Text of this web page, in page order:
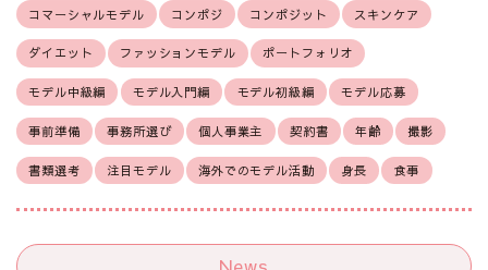
コマーシャルモデル コンポジ コンポジット スキンケア
ダイエット ファッションモデル ポートフォリオ
モデル中級編 モデル入門編 モデル初級編 モデル応募
事前準備 事務所選び 個人事業主 契約書 年齢 撮影
書類選考 注目モデル 海外でのモデル活動 身長 食事